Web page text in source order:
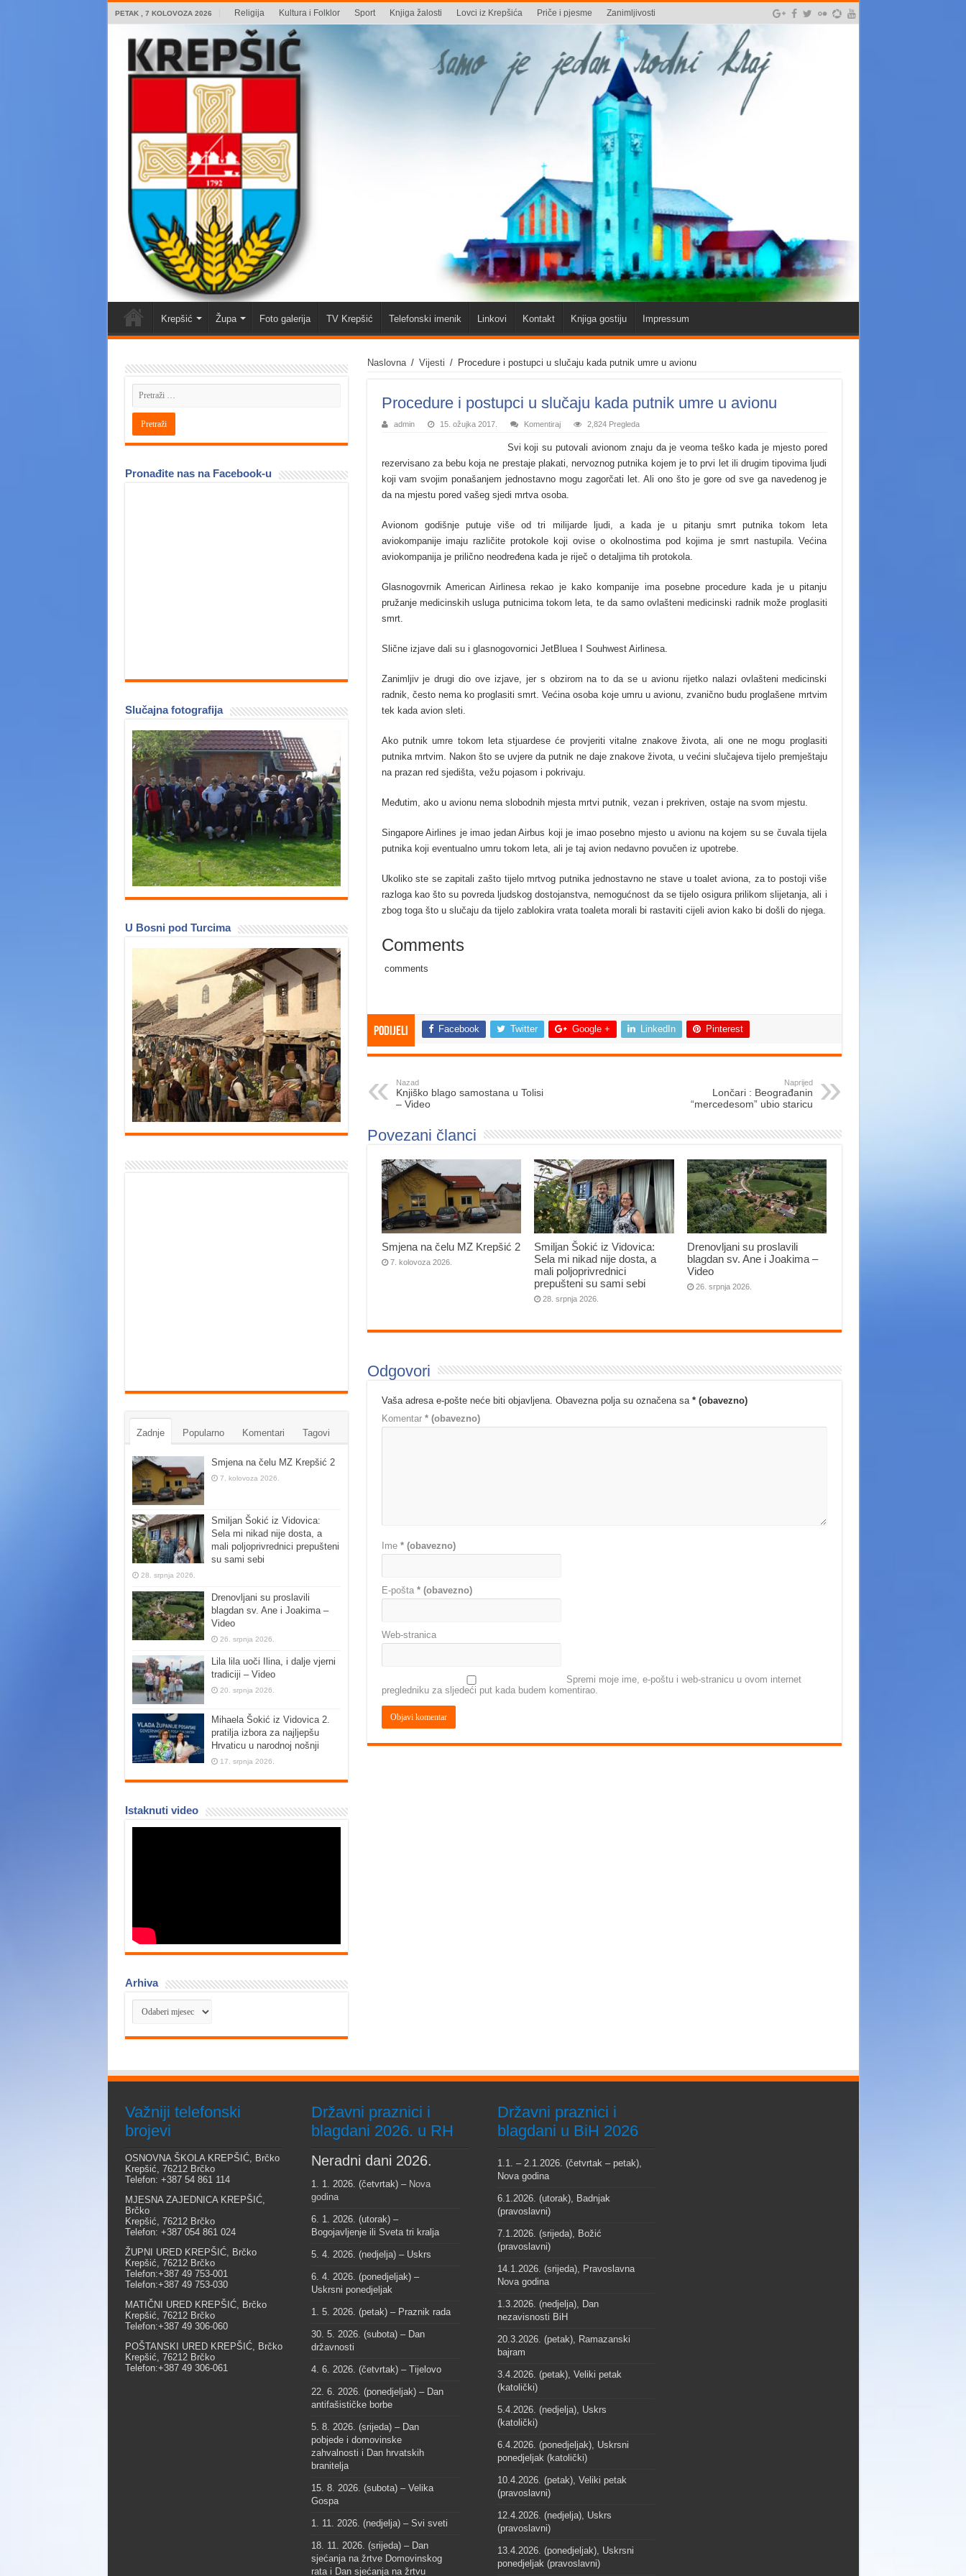
PETAK , 7 KOLOVOZA 2026 Religija Kultura i Folklor Sport Knjiga žalosti Lovci iz Krepšića Priče i pjesme Zanimljivosti
Krepšić Župa Foto galerija TV Krepšić Telefonski imenik Linkovi Kontakt Knjiga gostiju Impressum
Naslovna / Vijesti / Procedure i postupci u slučaju kada putnik umre u avionu
Procedure i postupci u slučaju kada putnik umre u avionu
admin 15. ožujka 2017. Komentiraj 2,824 Pregleda
Svi koji su putovali avionom znaju da je veoma teško kada je mjesto pored
rezervisano za bebu koja ne prestaje plakati, nervoznog putnika kojem je to prvi let ili drugim tipovima ljudi
koji vam svojim ponašanjem jednostavno mogu zagorčati let. Ali ono što je gore od sve ga navedenog je
da na mjestu pored vašeg sjedi mrtva osoba.
Avionom godišnje putuje više od tri milijarde ljudi, a kada je u pitanju smrt putnika tokom leta
aviokompanije imaju različite protokole koji ovise o okolnostima pod kojima je smrt nastupila. Većina
aviokompanija je prilično neodređena kada je riječ o detaljima tih protokola.
Glasnogovrnik American Airlinesa rekao je kako kompanije ima posebne procedure kada je u pitanju
pružanje medicinskih usluga putnicima tokom leta, te da samo ovlašteni medicinski radnik može proglasiti
smrt.
Slične izjave dali su i glasnogovornici JetBluea I Souhwest Airlinesa.
Zanimljiv je drugi dio ove izjave, jer s obzirom na to da se u avionu rijetko nalazi ovlašteni medicinski
radnik, često nema ko proglasiti smrt. Većina osoba koje umru u avionu, zvanično budu proglašene mrtvim
tek kada avion sleti.
Ako putnik umre tokom leta stjuardese će provjeriti vitalne znakove života, ali one ne mogu proglasiti
putnika mrtvim. Nakon što se uvjere da putnik ne daje znakove života, u većini slučajeva tijelo premještaju
na prazan red sjedišta, vežu pojasom i pokrivaju.
Međutim, ako u avionu nema slobodnih mjesta mrtvi putnik, vezan i prekriven, ostaje na svom mjestu.
Singapore Airlines je imao jedan Airbus koji je imao posebno mjesto u avionu na kojem su se čuvala tijela
putnika koji eventualno umru tokom leta, ali je taj avion nedavno povučen iz upotrebe.
Ukoliko ste se zapitali zašto tijelo mrtvog putnika jednostavno ne stave u toalet aviona, za to postoji više
razloga kao što su povreda ljudskog dostojanstva, nemogućnost da se tijelo osigura prilikom slijetanja, ali i
zbog toga što u slučaju da tijelo zablokira vrata toaleta morali bi rastaviti cijeli avion kako bi došli do njega.
Comments
comments
Podijeli Facebook Twitter Google + LinkedIn Pinterest
Nazad
Knjiško blago samostana u Tolisi
– Video
Naprijed
Lončari : Beograđanin
“mercedesom” ubio staricu
Povezani članci
Smjena na čelu MZ Krepšić 2
7. kolovoza 2026.
Smiljan Šokić iz Vidovica:
Sela mi nikad nije dosta, a
mali poljoprivrednici
prepušteni su sami sebi
28. srpnja 2026.
Drenovljani su proslavili
blagdan sv. Ane i Joakima –
Video
26. srpnja 2026.
Odgovori
Vaša adresa e-pošte neće biti objavljena. Obavezna polja su označena sa * (obavezno)
Komentar * (obavezno)
Ime * (obavezno)
E-pošta * (obavezno)
Web-stranica
Spremi moje ime, e-poštu i web-stranicu u ovom internet
pregledniku za sljedeći put kada budem komentirao.
Pronađite nas na Facebook-u
Slučajna fotografija
U Bosni pod Turcima
Zadnje Popularno Komentari Tagovi
Smjena na čelu MZ Krepšić 2
7. kolovoza 2026.
Smiljan Šokić iz Vidovica:
Sela mi nikad nije dosta, a
mali poljoprivrednici prepušteni
su sami sebi
28. srpnja 2026.
Drenovljani su proslavili
blagdan sv. Ane i Joakima –
Video
26. srpnja 2026.
Lila lila uoči Ilina, i dalje vjerni
tradiciji – Video
20. srpnja 2026.
Mihaela Šokić iz Vidovica 2.
pratilja izbora za najljepšu
Hrvaticu u narodnoj nošnji
17. srpnja 2026.
Istaknuti video
Arhiva
Arhiva
Važniji telefonski
brojevi
OSNOVNA ŠKOLA KREPŠIĆ, Brčko
Krepšić, 76212 Brčko
Telefon: +387 54 861 114
MJESNA ZAJEDNICA KREPŠIĆ,
Brčko
Krepšić, 76212 Brčko
Telefon: +387 054 861 024
ŽUPNI URED KREPŠIĆ, Brčko
Krepšić, 76212 Brčko
Telefon:+387 49 753-001
Telefon:+387 49 753-030
MATIČNI URED KREPŠIĆ, Brčko
Krepšić, 76212 Brčko
Telefon:+387 49 306-060
POŠTANSKI URED KREPŠIĆ, Brčko
Krepšić, 76212 Brčko
Telefon:+387 49 306-061
Državni praznici i
blagdani 2026. u RH
Neradni dani 2026.
1. 1. 2026. (četvrtak) – Nova
godina
6. 1. 2026. (utorak) –
Bogojavljenje ili Sveta tri kralja
5. 4. 2026. (nedjelja) – Uskrs
6. 4. 2026. (ponedjeljak) –
Uskrsni ponedjeljak
1. 5. 2026. (petak) – Praznik rada
30. 5. 2026. (subota) – Dan
državnosti
4. 6. 2026. (četvrtak) – Tijelovo
22. 6. 2026. (ponedjeljak) – Dan
antifašističke borbe
5. 8. 2026. (srijeda) – Dan
pobjede i domovinske
zahvalnosti i Dan hrvatskih
branitelja
15. 8. 2026. (subota) – Velika
Gospa
1. 11. 2026. (nedjelja) – Svi sveti
18. 11. 2026. (srijeda) – Dan
sjećanja na žrtve Domovinskog
rata i Dan sjećanja na žrtvu
Državni praznici i
blagdani u BiH 2026
1.1. – 2.1.2026. (četvrtak – petak),
Nova godina
6.1.2026. (utorak), Badnjak
(pravoslavni)
7.1.2026. (srijeda), Božić
(pravoslavni)
14.1.2026. (srijeda), Pravoslavna
Nova godina
1.3.2026. (nedjelja), Dan
nezavisnosti BiH
20.3.2026. (petak), Ramazanski
bajram
3.4.2026. (petak), Veliki petak
(katolički)
5.4.2026. (nedjelja), Uskrs
(katolički)
6.4.2026. (ponedjeljak), Uskrsni
ponedjeljak (katolički)
10.4.2026. (petak), Veliki petak
(pravoslavni)
12.4.2026. (nedjelja), Uskrs
(pravoslavni)
13.4.2026. (ponedjeljak), Uskrsni
ponedjeljak (pravoslavni)